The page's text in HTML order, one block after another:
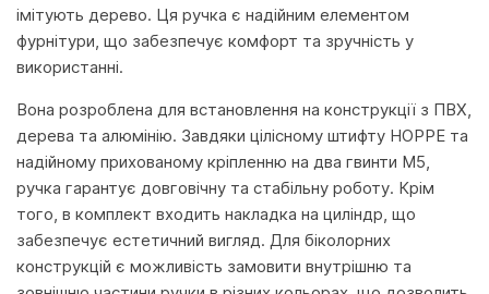
імітують дерево. Ця ручка є надійним елементом
фурнітури, що забезпечує комфорт та зручність у
використанні.
Вона розроблена для встановлення на конструкції з ПВХ,
дерева та алюмінію. Завдяки цілісному штифту HOPPE та
надійному прихованому кріпленню на два гвинти M5,
ручка гарантує довговічну та стабільну роботу. Крім
того, в комплект входить накладка на циліндр, що
забезпечує естетичний вигляд. Для біколорних
конструкцій є можливість замовити внутрішню та